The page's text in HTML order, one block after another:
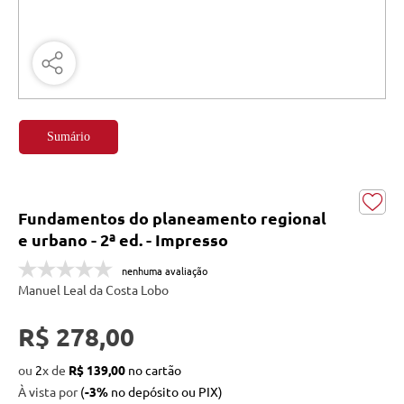
Sumário
Fundamentos do planeamento regional
e urbano - 2ª ed. - Impresso
nenhuma avaliação
Manuel Leal da Costa Lobo
R$ 278,00
ou 2xde R$ 139,00
À vista por(-3% no depósito ou PIX)